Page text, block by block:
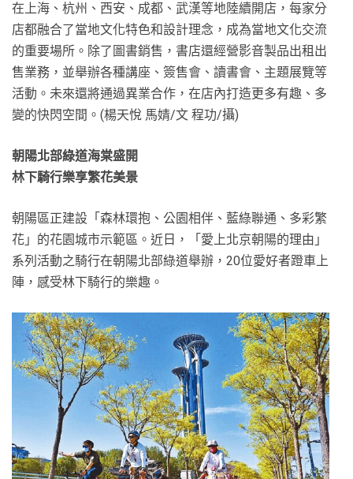
在上海、杭州、西安、成都、武漢等地陸續開店，每家分
店都融合了當地文化特色和設計理念，成為當地文化交流
的重要場所。除了圖書銷售，書店還經營影音製品出租出
售業務，並舉辦各種講座、簽售會、讀書會、主題展覽等
活動。未來還將通過異業合作，在店內打造更多有趣、多
變的快閃空間。(楊天悅 馬婧/文 程功/攝)
朝陽北部綠道海棠盛開
林下騎行樂享繁花美景
朝陽區正建設「森林環抱、公園相伴、藍綠聯通、多彩繁
花」的花園城市示範區。近日，「愛上北京朝陽的理由」
系列活動之騎行在朝陽北部綠道舉辦，20位愛好者蹬車上
陣，感受林下騎行的樂趣。